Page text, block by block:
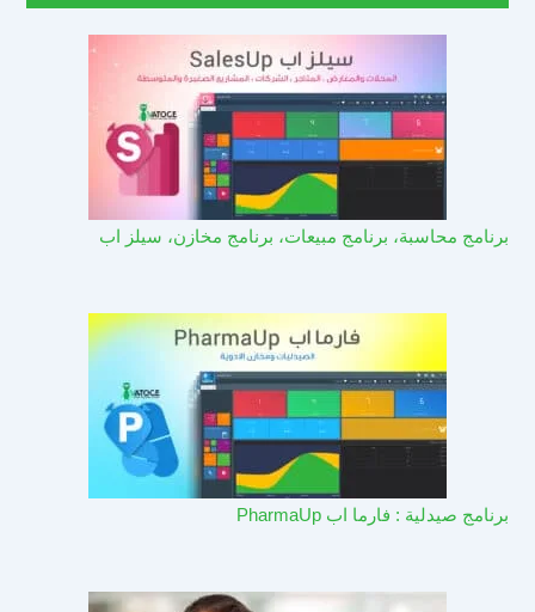
برنامج محاسبة، برنامج مبيعات، برنامج مخازن، سيلز اب
برنامج صيدلية : فارما اب PharmaUp​